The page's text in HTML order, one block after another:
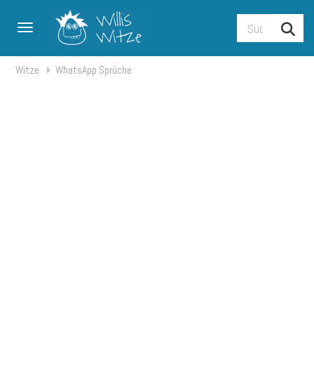
Toggle navigation
Witze WhatsApp Sprüche